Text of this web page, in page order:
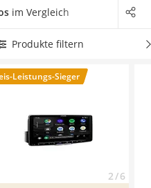
Wählen Sie jetzt ein
werden kann. So
Tests zufolge, besonders
hier im August 2026
im Vergleich
Produkte filtern
Leistungs-Sieger
2 / 6